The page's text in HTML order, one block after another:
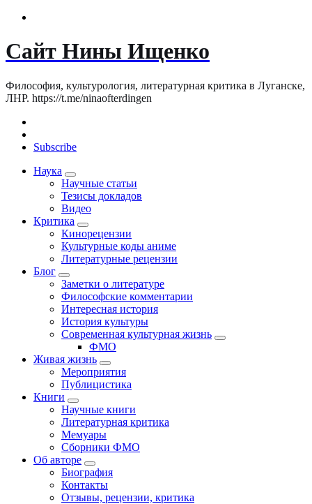
Сайт Нины Ищенко
Философия, культурология, литературная критика в Луганске,
ЛНР. https://t.me/ninaofterdingen
Subscribe
Наука
Научные статьи
Тезисы докладов
Видео
Критика
Кинорецензии
Культурные коды аниме
Литературные рецензии
Блог
Заметки о литературе
Философские комментарии
Интересная история
История культуры
Современная культурная жизнь
ФМО
Живая жизнь
Мероприятия
Публицистика
Книги
Научные книги
Литературная критика
Мемуары
Сборники ФМО
Об авторе
Биография
Контакты
Отзывы, рецензии, критика